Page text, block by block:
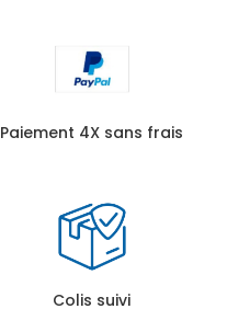
Paiement 4X sans frais
Colis suivi